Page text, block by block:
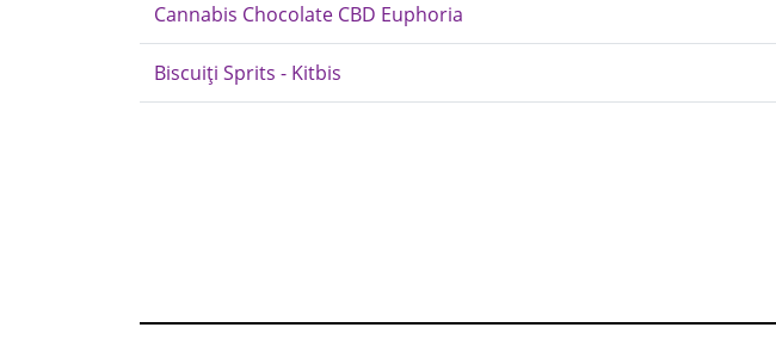
Cannabis Chocolate CBD Euphoria
Biscuiți Sprits - Kitbis